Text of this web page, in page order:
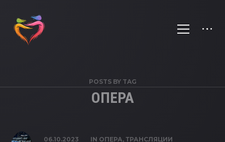
POSTS BY TAG
ОПЕРА
06.10.2023 IN ОПЕРА,ТРАНСЛЯЦИИ